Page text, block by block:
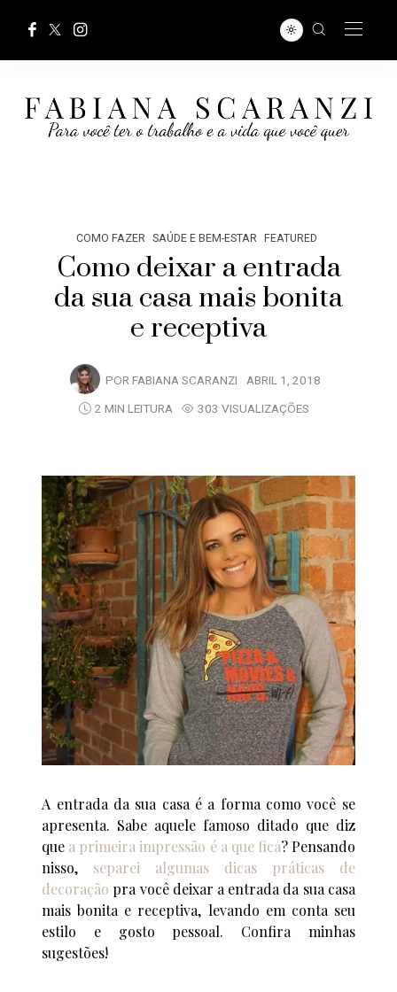
COMO FAZER SAÚDE E BEM-ESTAR FEATURED
Como deixar a entrada
da sua casa mais bonita
e receptiva
POR FABIANA SCARANZI ABRIL 1, 2018
2 MIN LEITURA
303 VISUALIZAÇÕES
A entrada da sua casa é a forma como você se
apresenta. Sabe aquele famoso ditado que diz
que a primeira impressão é a que fica? Pensando
nisso, separei algumas dicas práticas de
decoração pra você deixar a entrada da sua casa
mais bonita e receptiva, levando em conta seu
estilo e gosto pessoal. Confira minhas
sugestões!